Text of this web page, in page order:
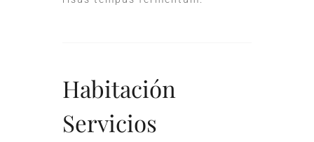
Habitación
Servicios